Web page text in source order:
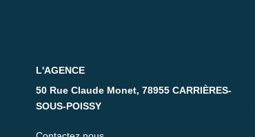
L'AGENCE
50 Rue Claude Monet, 78955 CARRIÈRES-
SOUS-POISSY